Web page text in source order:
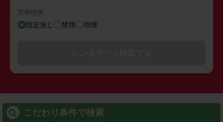
禁煙/喫煙
指定無し 禁煙 喫煙
こだわり条件で検索